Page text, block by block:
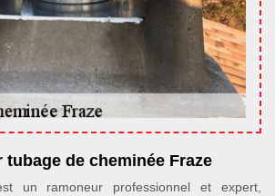
tubage de cheminée Fraze
un ramoneur professionnel et expert,